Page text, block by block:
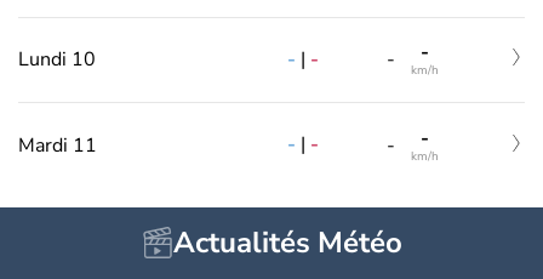
Lundi 10 - | - - -
km/h
Mardi 11 - | - - -
km/h
Actualités Météo